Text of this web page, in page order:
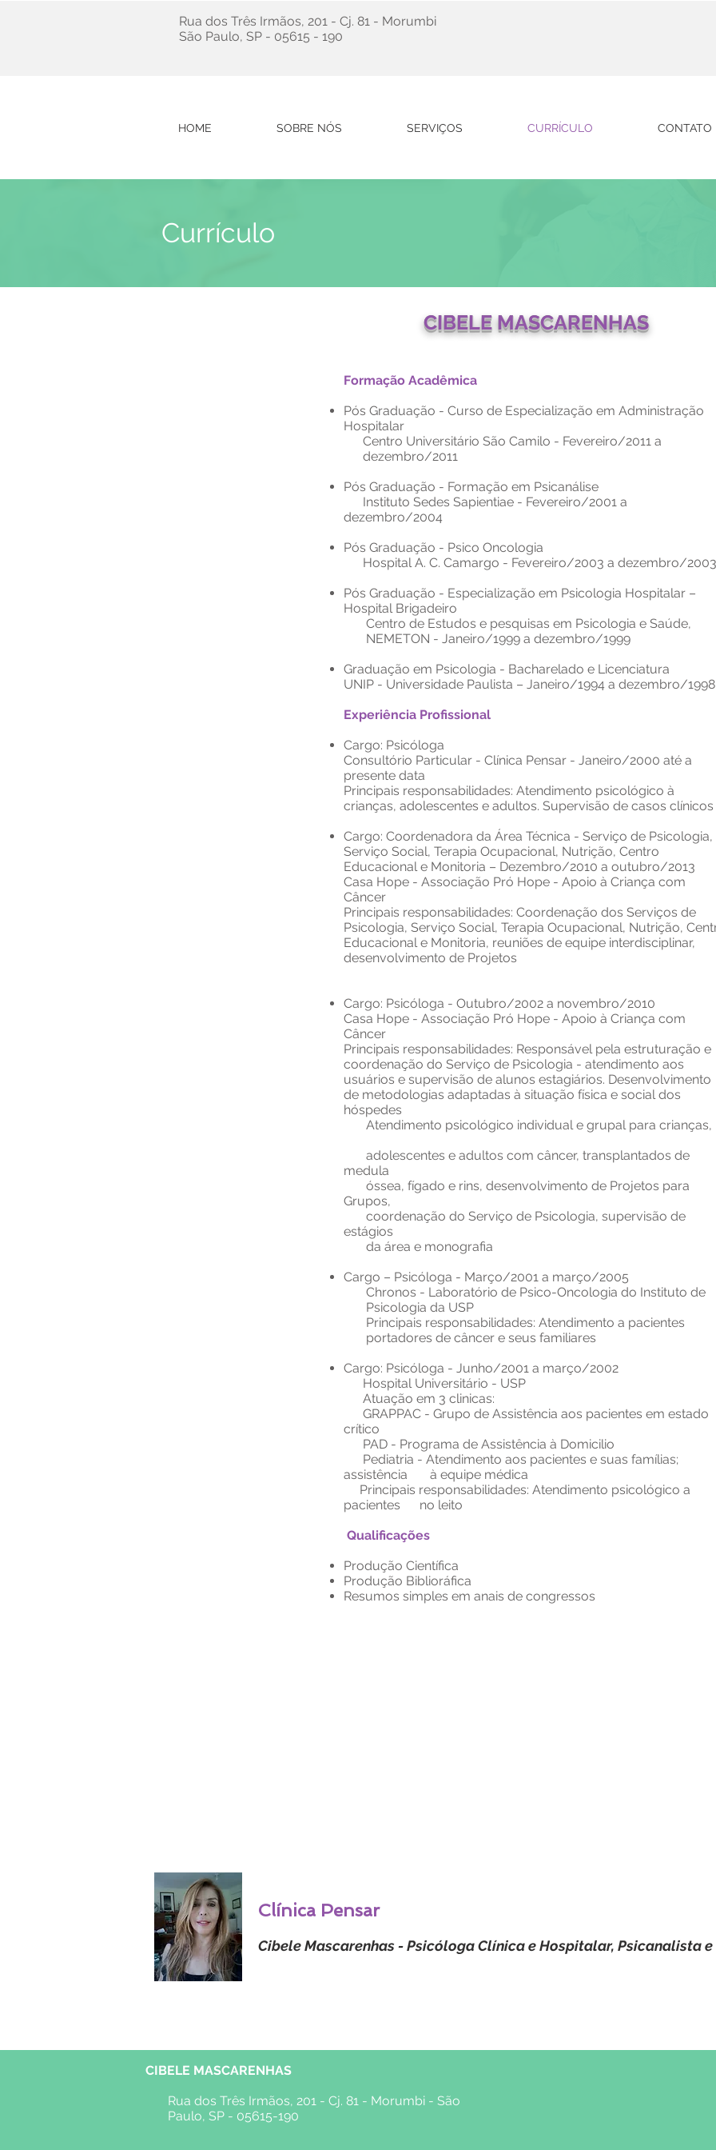
Rua dos Três Irmãos, 201 - Cj. 81 - Morumbi
São Paulo, SP - 05615 - 190
HOME SOBRE NÓS SERVIÇOS CURRÍCULO CONTATO
Currículo
CIBELE MASCARENHAS
Formação Acadêmica
Pós Graduação - Curso de Especialização em Administração
Hospitalar
Centro Universitário São Camilo - Fevereiro/2011 a
dezembro/2011
Pós Graduação - Formação em Psicanálise
Instituto Sedes Sapientiae - Fevereiro/2001 a
dezembro/2004
Pós Graduação - Psico Oncologia
Hospital A. C. Camargo - Fevereiro/2003 a dezembro/2003
Pós Graduação - Especialização em Psicologia Hospitalar –
Hospital Brigadeiro
Centro de Estudos e pesquisas em Psicologia e Saúde,
NEMETON - Janeiro/1999 a dezembro/1999
Graduação em Psicologia - Bacharelado e Licenciatura
UNIP - Universidade Paulista – Janeiro/1994 a dezembro/1998
Experiência Profissional
Cargo: Psicóloga
Consultório Particular - Clínica Pensar - Janeiro/2000 até a
presente data
Principais responsabilidades: Atendimento psicológico à
crianças, adolescentes e adultos. Supervisão de casos clínicos
Cargo: Coordenadora da Área Técnica - Serviço de Psicologia,
Serviço Social, Terapia Ocupacional, Nutrição, Centro
Educacional e Monitoria – Dezembro/2010 a outubro/2013
Casa Hope - Associação Pró Hope - Apoio à Criança com
Câncer
Principais responsabilidades: Coordenação dos Serviços de
Psicologia, Serviço Social, Terapia Ocupacional, Nutrição,
Educacional e Monitoria, reuniões de equipe interdisciplinar,
desenvolvimento de Projetos
Cargo: Psicóloga - Outubro/2002 a novembro/2010
Casa Hope - Associação Pró Hope - Apoio à Criança com
Câncer
Principais responsabilidades: Responsável pela estruturação e
coordenação do Serviço de Psicologia - atendimento aos
usuários e supervisão de alunos estagiários. Desenvolvimento
de metodologias adaptadas à situação física e social dos
hóspedes
Atendimento psicológico individual e grupal para
adolescentes e adultos com câncer, transplantados de
medula
óssea, fígado e rins, desenvolvimento de Projetos para
Grupos,
coordenação do Serviço de Psicologia, supervisão de
estágios
da área e monografia
Cargo – Psicóloga - Março/2001 a março/2005
Chronos - Laboratório de Psico-Oncologia do Instituto
Psicologia da USP
Principais responsabilidades: Atendimento a pacientes
portadores de câncer e seus familiares
Cargo: Psicóloga - Junho/2001 a março/2002
Hospital Universitário - USP
Atuação em 3 clinicas:
GRAPPAC - Grupo de Assistência aos pacientes em estado
crítico
PAD - Programa de Assistência à Domicilio
Pediatria - Atendimento aos pacientes e suas famílias;
assistência à equipe médica
Principais responsabilidades: Atendimento psicológico a
pacientes no leito
Qualificações
Produção Científica
Produção Biblioráfica
Resumos simples em anais de congressos
Clínica Pensar
Cibele Mascarenhas - Psicóloga Clínica e Hospitalar, Psicanalista
CIBELE MASCARENHAS
Rua dos Três Irmãos, 201 - Cj. 81 - Morumbi - São
Paulo, SP - 05615-190